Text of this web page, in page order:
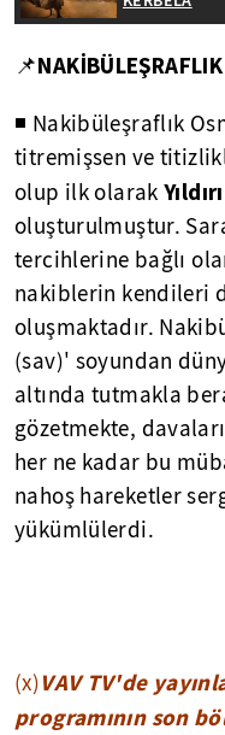
📌
◾ Nakibüleşraflık
titremişsen ve
olup ilk olarak
oluşturulmuştur.
tercihlerine bağlı
nakiblerin kendileri
oluşmaktadır.
(sav)' soyundan
altında tutmakla
gözetmekte,
her ne kadar bu
nahoş hareketler
yükümlülerdi.
(x)VAV TV'de
programının son